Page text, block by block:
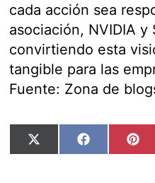
cada acción sea
asociación, NVIDIA
convirtiendo esta
tangible para las
Fuente: Zona de
Compartir
en
X
(Twitter)
Compartir
en
Facebook
en